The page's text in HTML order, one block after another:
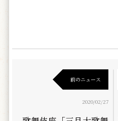
前のニュース
2020/02/27